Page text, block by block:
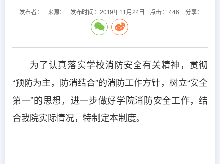
发布者： 来源： 发布时间：2019年11月24日 点击： 446 分享：
为了认真落实学校消防安全有关精神，贯彻
“预防为主，防消结合”的消防工作方针，树立“安全
第一”的思想，进一步做好学院消防安全工作，结
合我院实际情况，特制定本制度。